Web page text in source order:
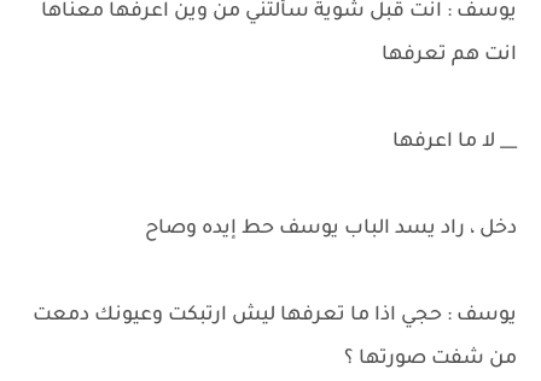
يوسف : انت قبل شوية سألتني من وين اعرفها معناها
انت هم تعرفها
__ لا ما اعرفها
دخل ، راد يسد الباب يوسف حط إيده وصاح
يوسف : حجي اذا ما تعرفها ليش ارتبكت وعيونك دمعت
من شفت صورتها ؟